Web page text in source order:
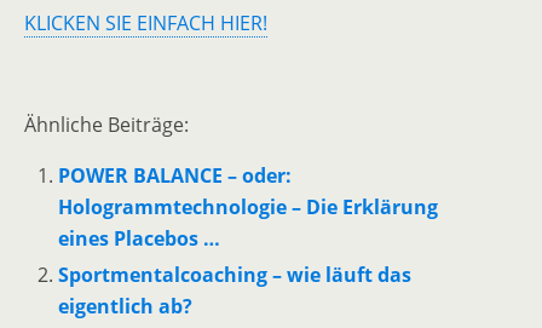
KLICKEN SIE EINFACH HIER!
Ähnliche Beiträge:
POWER BALANCE – oder:
Hologrammtechnologie – Die Erklärung
eines Placebos …
Sportmentalcoaching – wie läuft das
eigentlich ab?